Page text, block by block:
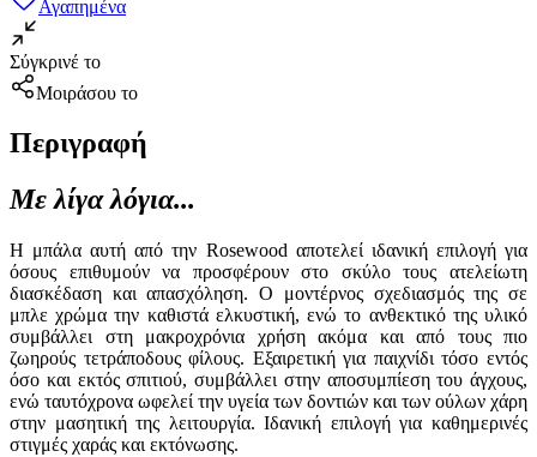
Αγαπημένα
Σύγκρινέ το
Μοιράσου το
Περιγραφή
Με λίγα λόγια...
Η μπάλα αυτή από την Rosewood αποτελεί ιδανική επιλογή για
όσους επιθυμούν να προσφέρουν στο σκύλο τους ατελείωτη
διασκέδαση και απασχόληση. Ο μοντέρνος σχεδιασμός της σε
μπλε χρώμα την καθιστά ελκυστική, ενώ το ανθεκτικό της υλικό
συμβάλλει στη μακροχρόνια χρήση ακόμα και από τους πιο
ζωηρούς τετράποδους φίλους. Εξαιρετική για παιχνίδι τόσο εντός
όσο και εκτός σπιτιού, συμβάλλει στην αποσυμπίεση του άγχους,
ενώ ταυτόχρονα ωφελεί την υγεία των δοντιών και των ούλων χάρη
στην μασητική της λειτουργία. Ιδανική επιλογή για καθημερινές
στιγμές χαράς και εκτόνωσης.